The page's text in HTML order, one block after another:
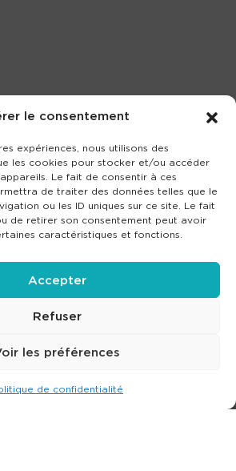
le consentement
expériences, nous utilisons des
les cookies pour stocker et/ou accéder
Le fait de consentir à ces
de traiter des données telles que le
ou les ID uniques sur ce site. Le fait
de retirer son consentement peut avoir
caractéristiques et fonctions.
Accepter
Refuser
les préférences
de confidentialité